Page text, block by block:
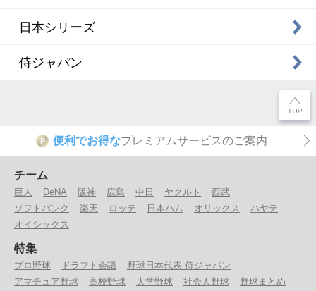
日本シリーズ
侍ジャパン
P 便利でお得なプレミアムサービスのご案内
チーム
巨人 DeNA 阪神 広島 中日 ヤクルト
西武
ソフトバンク
楽天 ロッテ 日本ハム オリックス
ハヤテ
オイシックス
特集
プロ野球 ドラフト会議
野球日本代表 侍ジャパン
アマチュア野球
高校野球 大学野球 社会人野球 野球まとめ